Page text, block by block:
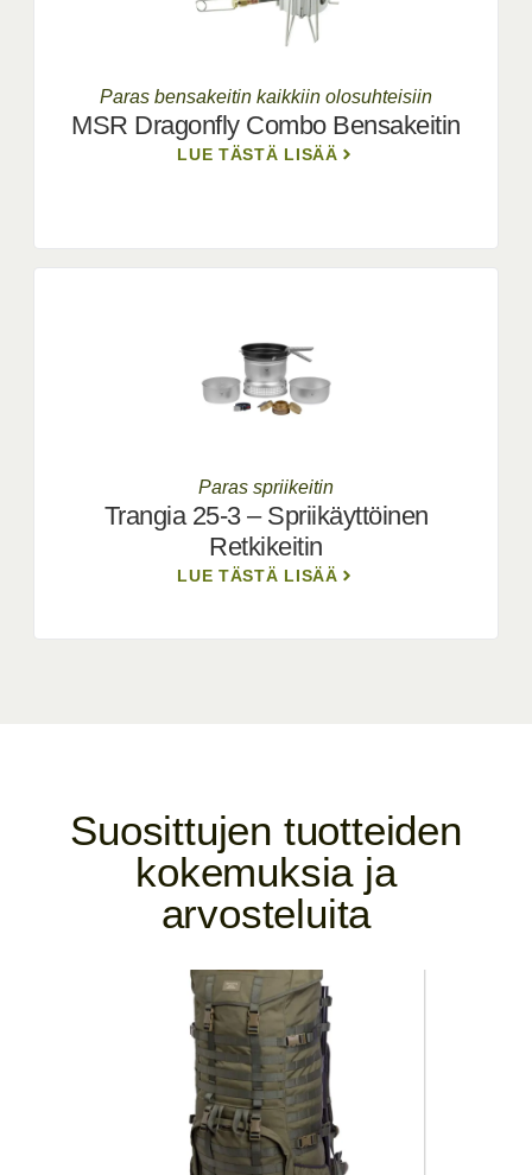
Paras bensakeitin kaikkiin olosuhteisiin
MSR Dragonfly Combo Bensakeitin
LUE TÄSTÄ LISÄÄ
Paras spriikeitin
Trangia 25-3 – Spriikäyttöinen
Retkikeitin
LUE TÄSTÄ LISÄÄ
Suosittujen tuotteiden
kokemuksia ja
arvosteluita